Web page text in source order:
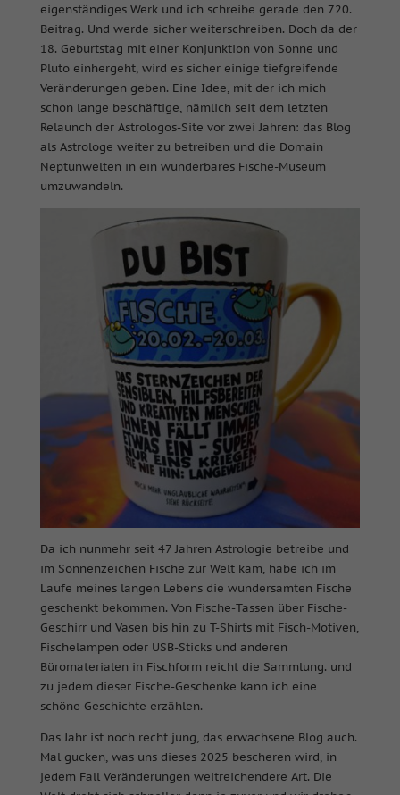
eigenständiges Werk und ich schreibe gerade den 720.
Beitrag. Und werde sicher weiterschreiben. Doch da der
18. Geburtstag mit einer Konjunktion von Sonne und
Pluto einhergeht, wird es sicher einige tiefgreifende
Veränderungen geben. Eine Idee, mit der ich mich
schon lange beschäftige, nämlich seit dem letzten
Relaunch der Astrologos-Site vor zwei Jahren: das Blog
als Astrologe weiter zu betreiben und die Domain
Neptunwelten in ein wunderbares Fische-Museum
umzuwandeln.
Da ich nunmehr seit 47 Jahren Astrologie betreibe und
im Sonnenzeichen Fische zur Welt kam, habe ich im
Laufe meines langen Lebens die wundersamten Fische
geschenkt bekommen. Von Fische-Tassen über Fische-
Geschirr und Vasen bis hin zu T-Shirts mit Fisch-Motiven,
Fischelampen oder USB-Sticks und anderen
Büromaterialen in Fischform reicht die Sammlung. und
zu jedem dieser Fische-Geschenke kann ich eine
schöne Geschichte erzählen.
Das Jahr ist noch recht jung, das erwachsene Blog auch.
Mal gucken, was uns dieses 2025 bescheren wird, in
jedem Fall Veränderungen weitreichendere Art. Die